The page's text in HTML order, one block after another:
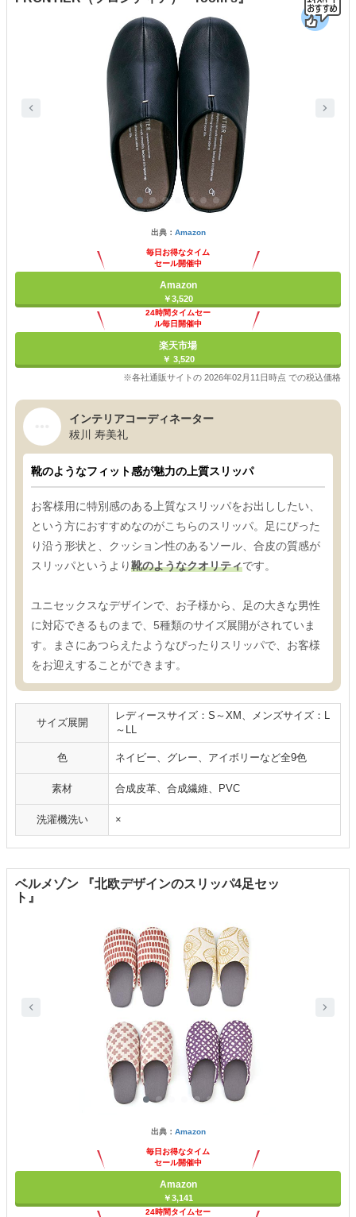
出典： Amazon
毎日お得なタイム
セール開催中
Amazon
￥3,520
24時間タイムセー
ル毎日開催中
楽天市場
￥ 3,520
※各社通販サイトの 2026年02月11日時点 での税込価格
インテリアコーディネーター
秡川 寿美礼
靴のようなフィット感が魅力の上質スリッパ
お客様用に特別感のある上質なスリッパをお出ししたい、
という方におすすめなのがこちらのスリッパ。足にぴった
り沿う形状と、クッション性のあるソール、合皮の質感が
スリッパというより靴のようなクオリティです。
ユニセックスなデザインで、お子様から、足の大きな男性
に対応できるものまで、5種類のサイズ展開がされていま
す。まさにあつらえたようなぴったりスリッパで、お客様
をお迎えすることができます。
サイズ展開
レディースサイズ：S～XM、メンズサイズ：L
～LL
色 ネイビー、グレー、アイボリーなど全9色
素材 合成皮革、合成繊維、PVC
洗濯機洗い ×
ベルメゾン 『北欧デザインのスリッパ4足セッ
ト』
出典： Amazon
毎日お得なタイム
セール開催中
Amazon
￥3,141
24時間タイムセー